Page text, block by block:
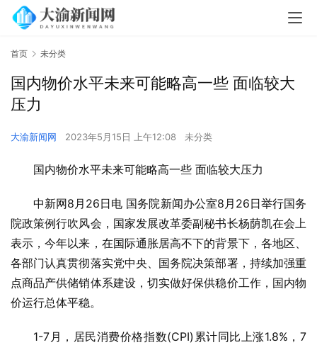
首页 未分类
国内物价水平未来可能略高一些 面临较大
压力
大渝新闻网 2023年5月15日 上午12:08 未分类
国内物价水平未来可能略高一些 面临较大压力
中新网8月26日电 国务院新闻办公室8月26日举行国务
院政策例行吹风会，国家发展改革委副秘书长杨荫凯在会上
表示，今年以来，在国际通胀居高不下的背景下，各地区、
各部门认真贯彻落实党中央、国务院决策部署，持续加强重
点商品产供储销体系建设，切实做好保供稳价工作，国内物
价运行总体平稳。
1-7月，居民消费价格指数(CPI)累计同比上涨1.8%，7